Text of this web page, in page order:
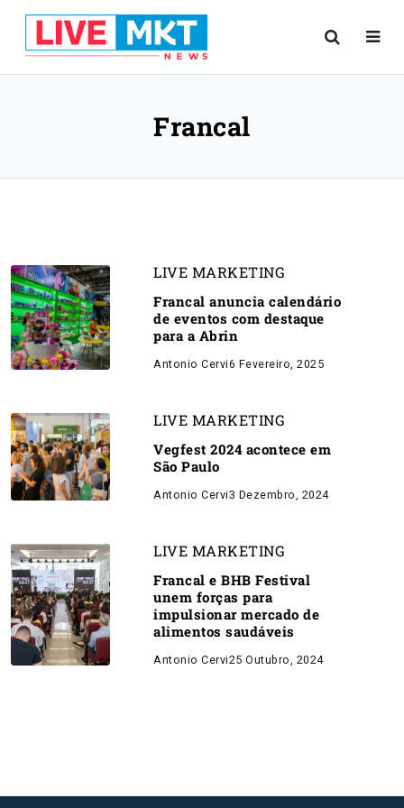
Francal
LIVE MARKETING
Francal anuncia calendário
de eventos com destaque
para a Abrin
Antonio Cervi6 Fevereiro, 2025
LIVE MARKETING
Vegfest 2024 acontece em
São Paulo
Antonio Cervi3 Dezembro, 2024
LIVE MARKETING
Francal e BHB Festival
unem forças para
impulsionar mercado de
alimentos saudáveis
Antonio Cervi25 Outubro, 2024